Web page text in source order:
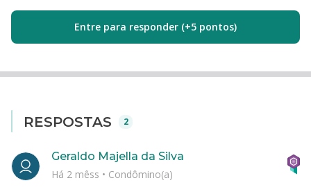
Entre para responder (+5 pontos)
RESPOSTAS 2
Geraldo Majella da Silva
Há 2 mêss • Condômino(a)